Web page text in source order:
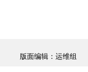
版面编辑：运维组